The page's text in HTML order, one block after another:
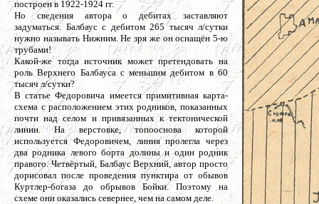
построен в 1922-1924 гг.
Но сведения автора о дебитах заставляют
задуматься. Балбаус с дебитом 265 тысяч л/сутки
нужно называть Нижним. Не зря же он оснащён 5-ю
трубами!
Какой-же тогда источник может претендовать на
роль Верхнего Балбауса с меньшим дебитом в 60
тысяч л/сутки?
В статье Федоровича имеется примитивная карта-
схема с расположением этих родников, показанных
почти над селом и привязанных к тектонической
линии. На верстовке, топооснова которой
используется Федоровичем, линия пролегла через
два родника левого борта долины и один родник
правого. Четвёртый, Балбаус Верхний, автор просто
дорисовал после проведения пунктира от обывов
Куртлер-богаза до обрывов Бойки. Поэтому на
схеме они оказались севернее, чем на самом деле.